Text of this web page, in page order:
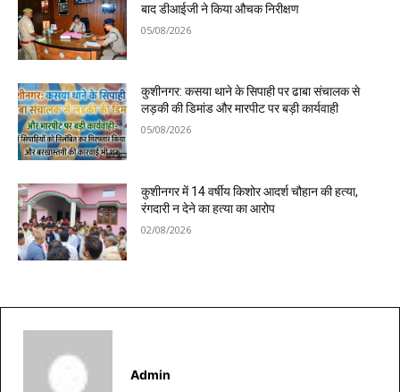
बाद डीआईजी ने किया औचक निरीक्षण
05/08/2026
कुशीनगर: कसया थाने के सिपाही पर ढाबा संचालक से
लड़की की डिमांड और मारपीट पर बड़ी कार्यवाही
05/08/2026
कुशीनगर में 14 वर्षीय किशोर आदर्श चौहान की हत्या,
रंगदारी न देने का हत्या का आरोप
02/08/2026
Admin